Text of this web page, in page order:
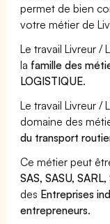
permet de bien
votre métier de
Le travail Livreur /
la famille des
LOGISTIQUE.
Le travail Livreur /
domaine des
du transport
Ce métier peut
SAS, SASU,
des Entreprises
entrepreneurs.